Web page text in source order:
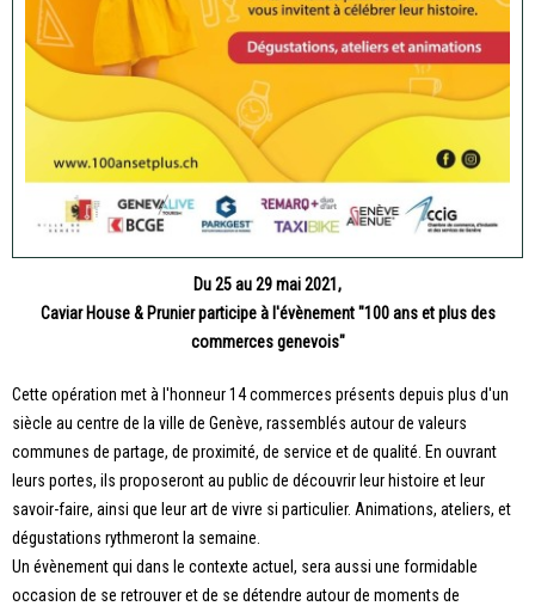
Du 25 au 29 mai 2021,
Caviar House & Prunier participe à l'évènement "100 ans et plus des
commerces genevois"
Cette opération met à l'honneur 14 commerces présents depuis plus d'un
siècle au centre de la ville de Genève, rassemblés autour de valeurs
communes de partage, de proximité, de service et de qualité. En ouvrant
leurs portes, ils proposeront au public de découvrir leur histoire et leur
savoir-faire, ainsi que leur art de vivre si particulier. Animations, ateliers, et
dégustations rythmeront la semaine.
Un évènement qui dans le contexte actuel, sera aussi une formidable
occasion de se retrouver et de se détendre autour de moments de